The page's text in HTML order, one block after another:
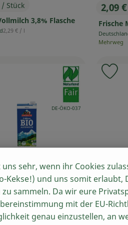
/ Stück
3,8% Flasche
, Referenzpreis:
2,29 € / l
,2,09 €
Frische
, Herkunft:
Mehrweg
hinzufügen
/ Stück
Produkt zum
, Verband:
, Kontrollstelle:
DE-ÖKO-037
zu Favouriten hinzufügen
2,29
sehr, wenn ihr Cookies
Kekse!) und uns somit erlaubt,
sammeln. Da wir eure
mit der EU-
genau einzustellen, an